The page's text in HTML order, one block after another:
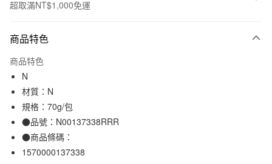
超取滿NT$1,000免運
信用卡一次付款
信用卡分期付款
3 期 0 利率 每期
合作金庫商業銀行
華南商業銀行
上海商業儲蓄銀行
臺灣中小企業銀行
超商取貨付款
LINE Pay
Apple Pay
商品特色
商品特色
N
材質：N
規格：70g/包
●品號：N00137338RRR
●商品條碼：
1570000137338